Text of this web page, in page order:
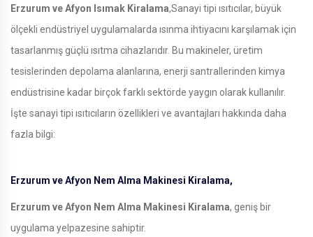
Erzurum ve Afyon Isımak Kiralama,Sanayi tipi ısıtıcılar, büyük
ölçekli endüstriyel uygulamalarda ısınma ihtiyacını karşılamak için
tasarlanmış güçlü ısıtma cihazlarıdır. Bu makineler, üretim
tesislerinden depolama alanlarına, enerji santrallerinden kimya
endüstrisine kadar birçok farklı sektörde yaygın olarak kullanılır.
İşte sanayi tipi ısıtıcıların özellikleri ve avantajları hakkında daha
fazla bilgi:
Erzurum ve Afyon Nem Alma Makinesi Kiralama,
Erzurum ve Afyon Nem Alma Makinesi Kiralama, geniş bir
uygulama yelpazesine sahiptir.